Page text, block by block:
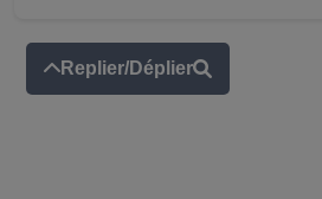
Replier/Déplier